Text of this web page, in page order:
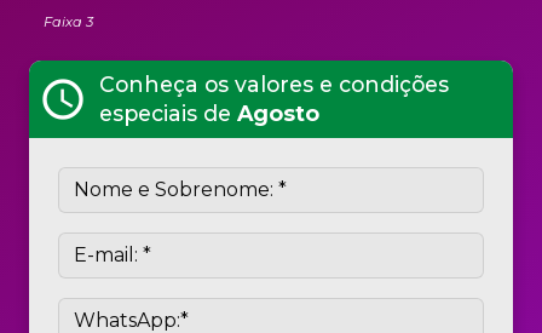
Faixa 3
schedule
Conheça os valores e condições
especiais de Agosto